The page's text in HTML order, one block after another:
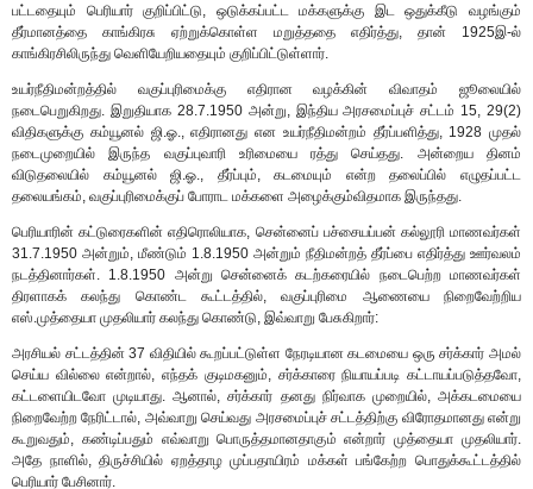
பட்டதையும் பெரியார் குறிப்பிட்டு, ஒடுக்கப்பட்ட மக்களுக்கு இட ஒதுக்கீடு வழங்கும்
தீர்மானத்தை காங்கிரசு ஏற்றுக்கொள்ள மறுத்ததை எதிர்த்து, தான் 1925இ-ல்
காங்கிரசிலிருந்து வெளியேறியதையும் குறிப்பிட்டுள்ளார்.
உயர்நீதிமன்றத்தில் வகுப்புரிமைக்கு எதிரான வழக்கின் விவாதம் ஜூலையில்
நடைபெறுகிறது. இறுதியாக 28.7.1950 அன்று, இந்திய அரசமைப்புச் சட்டம் 15, 29(2)
விதிகளுக்கு கம்யூனல் ஜி.ஓ., எதிரானது என உயர்நீதிமன்றம் தீர்ப்பளித்து, 1928 முதல்
நடைமுறையில் இருந்த வகுப்புவாரி உரிமையை ரத்து செய்தது. அன்றைய தினம்
விடுதலையில் கம்யூனல் ஜி.ஓ., தீர்ப்பும், கடமையும் என்ற தலைப்பில் எழுதப்பட்ட
தலையங்கம், வகுப்புரிமைக்குப் போராட மக்களை அழைக்கும்விதமாக இருந்தது.
பெரியாரின் கட்டுரைகளின் எதிரொலியாக, சென்னைப் பச்சையப்பன் கல்லூரி மாணவர்கள்
31.7.1950 அன்றும், மீண்டும் 1.8.1950 அன்றும் நீதிமன்றத் தீர்ப்பை எதிர்த்து ஊர்வலம்
நடத்தினார்கள். 1.8.1950 அன்று சென்னைக் கடற்கரையில் நடைபெற்ற மாணவர்கள்
திரளாகக் கலந்து கொண்ட கூட்டத்தில், வகுப்புரிமை ஆணையை நிறைவேற்றிய
எஸ்.முத்தையா முதலியார் கலந்து கொண்டு, இவ்வாறு பேசுகிறார்:
அரசியல் சட்டத்தின் 37 விதியில் கூறப்பட்டுள்ள நேரடியான கடமையை ஒரு சர்க்கார் அமல்
செய்ய வில்லை என்றால், எந்தக் குடிமகனும், சர்க்காரை நியாயப்படி கட்டாயப்படுத்தவோ,
கட்டளையிடவோ முடியாது. ஆனால், சர்க்கார் தனது நிர்வாக முறையில், அக்கடமையை
நிறைவேற்ற நேரிட்டால், அவ்வாறு செய்வது அரசமைப்புச் சட்டத்திற்கு விரோதமானது என்று
கூறுவதும், கண்டிப்பதும் எவ்வாறு பொருத்தமானதாகும் என்றார் முத்தையா முதலியார்.
அதே நாளில், திருச்சியில் ஏறத்தாழ முப்பதாயிரம் மக்கள் பங்கேற்ற பொதுக்கூட்டத்தில்
பெரியார் பேசினார்.